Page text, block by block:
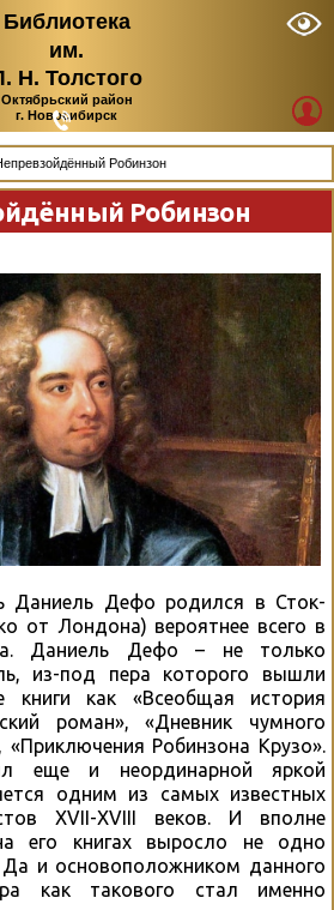
Библиотека
им.
Н. Толстого
Октябрьский район
г. Новосибирск
Робинзон
Робинзон
Даниель Дефо родился в Сток-
от Лондона) вероятнее всего в
Даниель Дефо – не только
из-под пера которого вышли
книги как «Всеобщая история
роман», «Дневник чумного
Робинзона Крузо».
еще и неординарной яркой
одним из самых известных
XVII-XVIII веков. И вполне
его книгах выросло не одно
Да и основоположником данного
как такового стал именно